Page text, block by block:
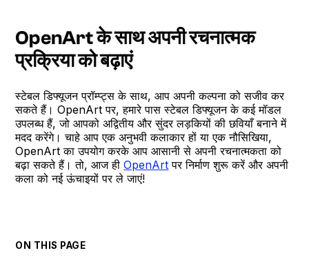
OpenArt के साथ अपनी रचनात्मक
प्रक्रिया को बढ़ाएं
स्टेबल डिफ्यूजन प्रॉम्प्ट्स के साथ, आप अपनी कल्पना को सजीव कर
सकते हैं। OpenArt पर, हमारे पास स्टेबल डिफ्यूजन के कई मॉडल
उपलब्ध हैं, जो आपको अद्वितीय और सुंदर लड़कियों की छवियाँ बनाने में
मदद करेंगे। चाहे आप एक अनुभवी कलाकार हों या एक नौसिखिया,
OpenArt का उपयोग करके आप आसानी से अपनी रचनात्मकता को
बढ़ा सकते हैं। तो, आज हीOpenArt पर निर्माण शुरू करें और अपनी
कला को नई ऊंचाइयों पर ले जाएं!
ON THIS PAGE